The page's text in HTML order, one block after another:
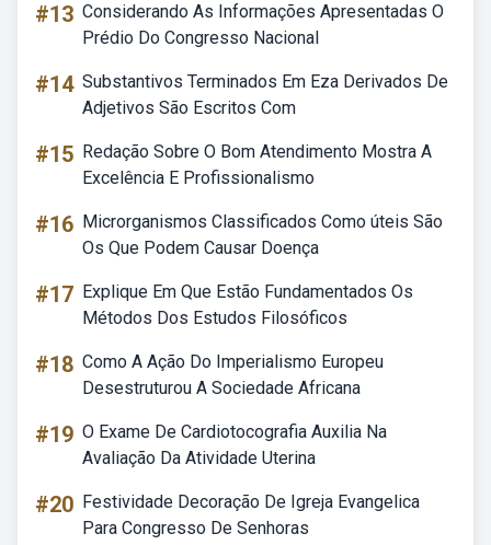
#13 Considerando As Informações Apresentadas O
Prédio Do Congresso Nacional
#14 Substantivos Terminados Em Eza Derivados De
Adjetivos São Escritos Com
#15 Redação Sobre O Bom Atendimento Mostra A
Excelência E Profissionalismo
#16 Microrganismos Classificados Como úteis São
Os Que Podem Causar Doença
#17 Explique Em Que Estão Fundamentados Os
Métodos Dos Estudos Filosóficos
#18 Como A Ação Do Imperialismo Europeu
Desestruturou A Sociedade Africana
#19 O Exame De Cardiotocografia Auxilia Na
Avaliação Da Atividade Uterina
#20 Festividade Decoração De Igreja Evangelica
Para Congresso De Senhoras